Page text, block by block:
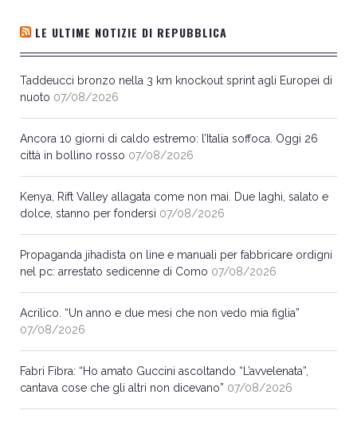
LE ULTIME NOTIZIE DI REPUBBLICA
Taddeucci bronzo nella 3 km knockout sprint agli Europei di
nuoto 07/08/2026
Ancora 10 giorni di caldo estremo: l’Italia soffoca. Oggi 26
città in bollino rosso 07/08/2026
Kenya, Rift Valley allagata come non mai. Due laghi, salato e
dolce, stanno per fondersi 07/08/2026
Propaganda jihadista on line e manuali per fabbricare ordigni
nel pc: arrestato sedicenne di Como 07/08/2026
Acrilico. “Un anno e due mesi che non vedo mia figlia”
07/08/2026
Fabri Fibra: “Ho amato Guccini ascoltando “L’avvelenata”,
cantava cose che gli altri non dicevano” 07/08/2026